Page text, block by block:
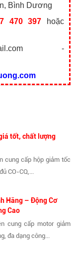
Bình Dương
470 397 hoặc
-
tốt, chất lượng
cung cấp hộp giảm tốc
CO-CQ,...
Hãng – Động Cơ
Cao
cung cấp motor giảm
đa dạng công...